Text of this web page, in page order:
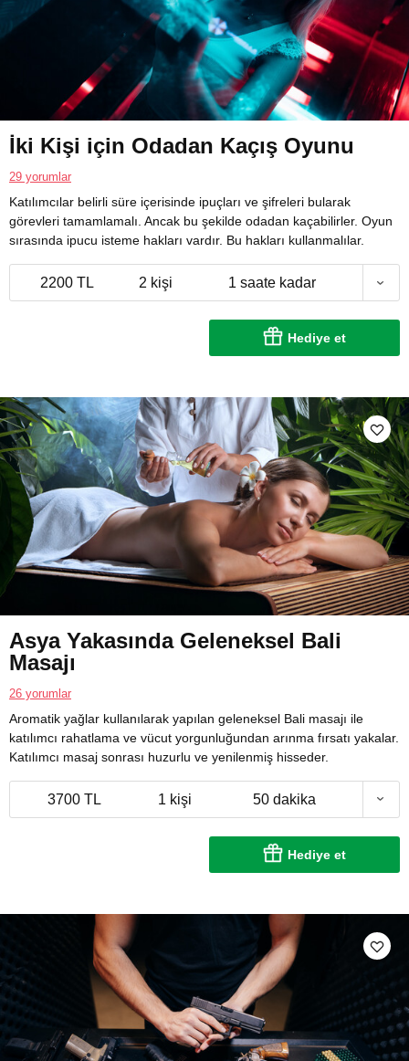
İki Kişi için Odadan Kaçış Oyunu
29 yorumlar
Katılımcılar belirli süre içerisinde ipuçları ve şifreleri bularak
görevleri tamamlamalı. Ancak bu şekilde odadan kaçabilirler. Oyun
sırasında ipucu isteme hakları vardır. Bu hakları kullanmalılar.
2200 TL 2 kişi 1 saate kadar
Hediye et
Asya Yakasında Geleneksel Bali
Masajı
26 yorumlar
Aromatik yağlar kullanılarak yapılan geleneksel Bali masajı ile
katılımcı rahatlama ve vücut yorgunluğundan arınma fırsatı yakalar.
Katılımcı masaj sonrası huzurlu ve yenilenmiş hisseder.
3700 TL 1 kişi 50 dakika
Hediye et